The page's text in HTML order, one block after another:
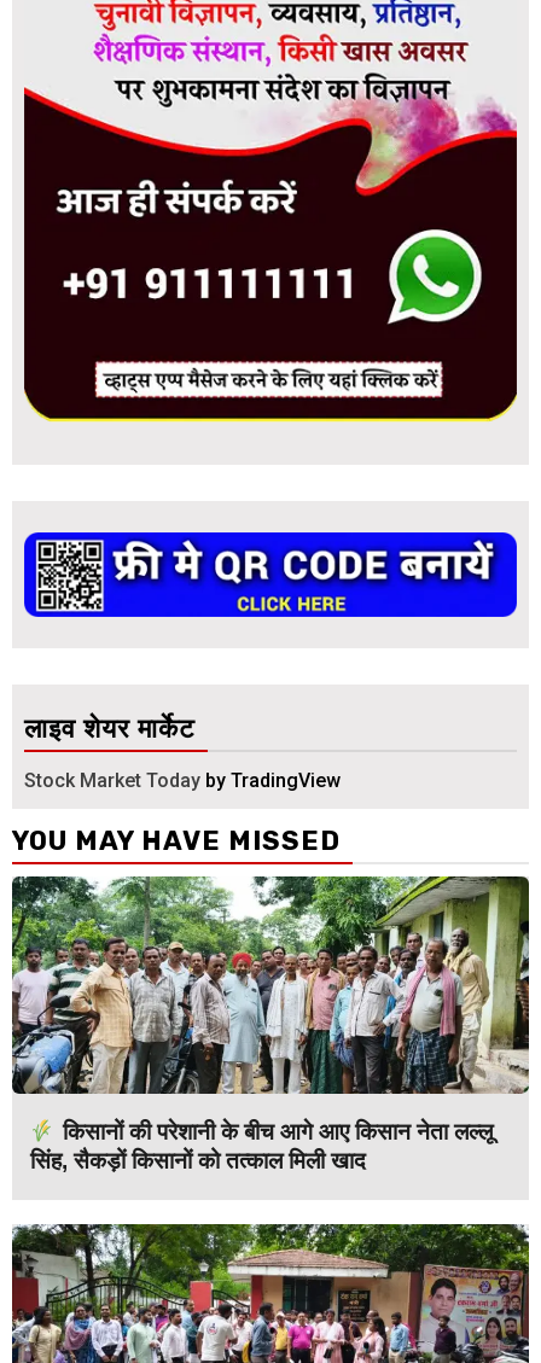
लाइव शेयर मार्केट
Stock Market Today by TradingView
YOU MAY HAVE MISSED
किसानों की परेशानी के बीच आगे आए किसान नेता लल्लू
सिंह, सैकड़ों किसानों को तत्काल मिली खाद